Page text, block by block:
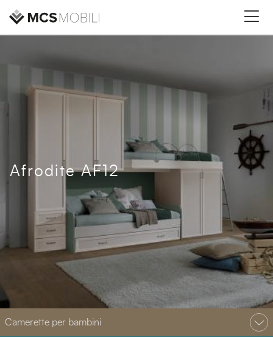
Afrodite AF12
Camerette per bambini